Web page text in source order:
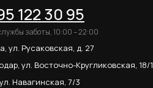
122 30 95
заботы, 10:00 – 22:00
ул. Русаковская, д. 27
ул. Восточно-Кругликовская, 18/1
Навагинская, 7/3